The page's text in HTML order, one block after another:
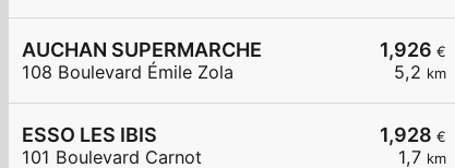
1,926 €
5,2 km
AUCHAN SUPERMARCHE
108 Boulevard Émile Zola
1,928 €
1,7 km
ESSO LES IBIS
101 Boulevard Carnot